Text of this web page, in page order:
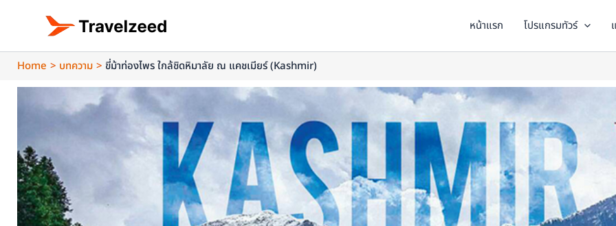
หน้าแรก โปรแกรมทัวร์
Home บทความ ขี่ม้าท่องไพร ใกล้ชิดหิมาลัย ณ แคชเมียร์ (Kashmir)